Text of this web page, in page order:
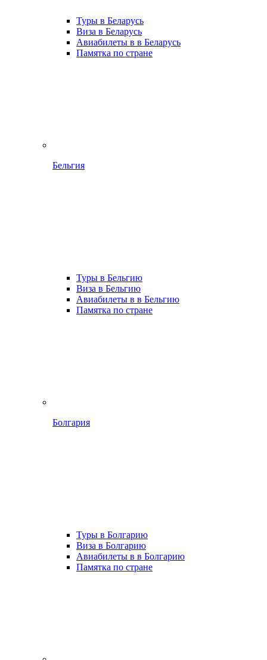
Туры в Беларусь
Виза в Беларусь
Авиабилеты в в Беларусь
Памятка по стране
Бельгия
Туры в Бельгию
Виза в Бельгию
Авиабилеты в в Бельгию
Памятка по стране
Болгария
Туры в Болгарию
Виза в Болгарию
Авиабилеты в в Болгарию
Памятка по стране